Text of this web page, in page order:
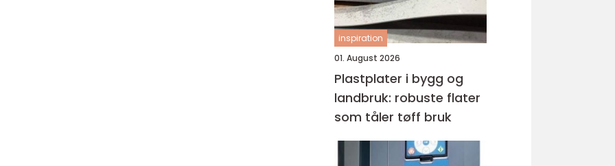
inspiration
01. August 2026
Plastplater i bygg og
landbruk: robuste flater
som tåler tøff bruk